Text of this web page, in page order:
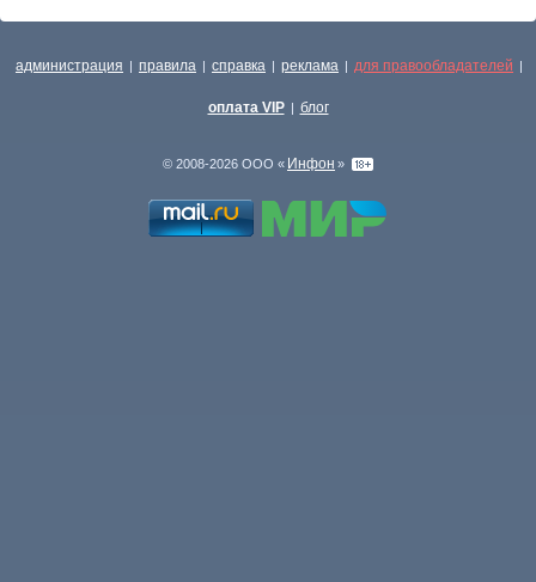
администрация | правила | справка | реклама | для правообладателей |
оплата VIP | блог
© 2008-2026 ООО « Инфон »